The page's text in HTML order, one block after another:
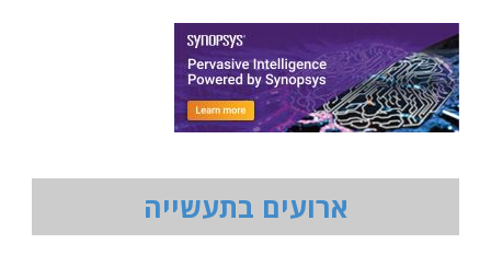
ארועים בתעשייה